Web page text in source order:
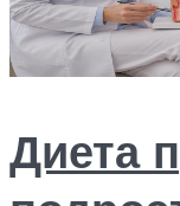
Диета